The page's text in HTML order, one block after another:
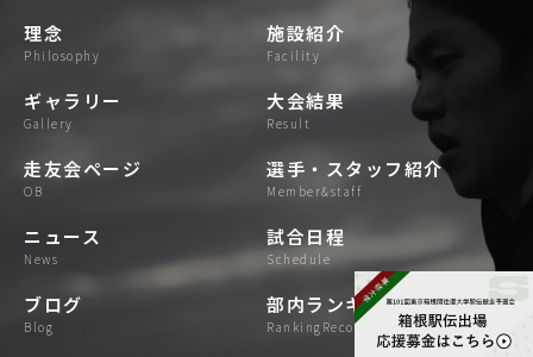
理念
philosophy
施設紹介
facility
ギャラリー
gallery
大会結果
result
走友会ページ
OB
選手・スタッフ紹介
Member&staff
ニュース
news
試合日程
schedule
ブログ
blog
部内ランキング
RankingRecord